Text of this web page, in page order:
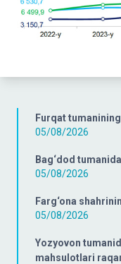
Furqat
05/08/2026
Bag‘dod
05/08/2026
Farg‘ona
05/08/2026
Yozyovon
mahsulotlari